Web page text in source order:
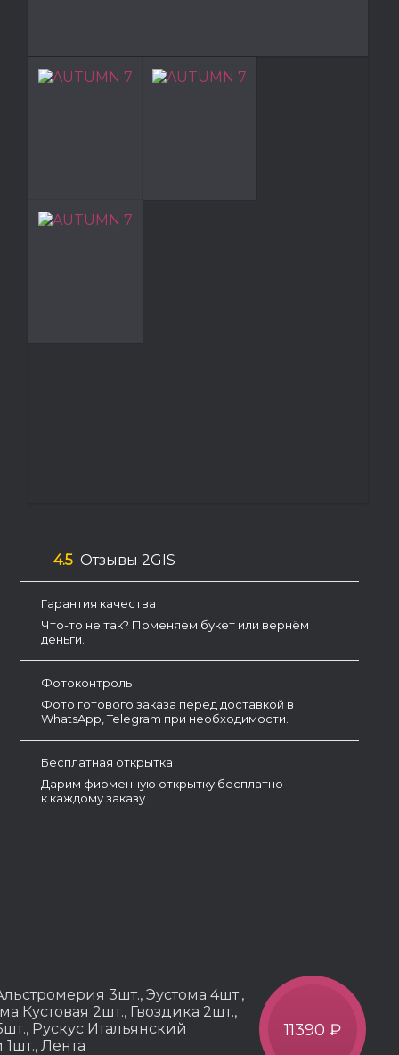
4.5 Отзывы 2GIS
Гарантия качества
Что-то не так? Поменяем букет или вернём
деньги.
Фотоконтроль
Фото готового заказа перед доставкой в
WhatsApp, Telegram при необходимости.
Бесплатная открытка
Дарим фирменную открытку бесплатно
к каждому заказу.
3шт., Эустома 4шт.,
Кустовая 2шт., Гвоздика 2шт.,
Рускус Итальянский
Лента
11390 ₽